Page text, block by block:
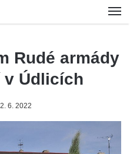
Rudé armády
v Údlicích
6. 2022